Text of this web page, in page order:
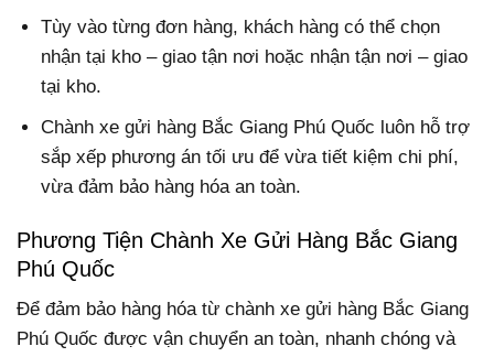
Tùy vào từng đơn hàng, khách hàng có thể chọn
nhận tại kho – giao tận nơi hoặc nhận tận nơi – giao
tại kho.
Chành xe gửi hàng Bắc Giang Phú Quốc luôn hỗ trợ
sắp xếp phương án tối ưu để vừa tiết kiệm chi phí,
vừa đảm bảo hàng hóa an toàn.
Phương Tiện Chành Xe Gửi Hàng Bắc Giang
Phú Quốc
Để đảm bảo hàng hóa từ chành xe gửi hàng Bắc Giang
Phú Quốc được vận chuyển an toàn, nhanh chóng và